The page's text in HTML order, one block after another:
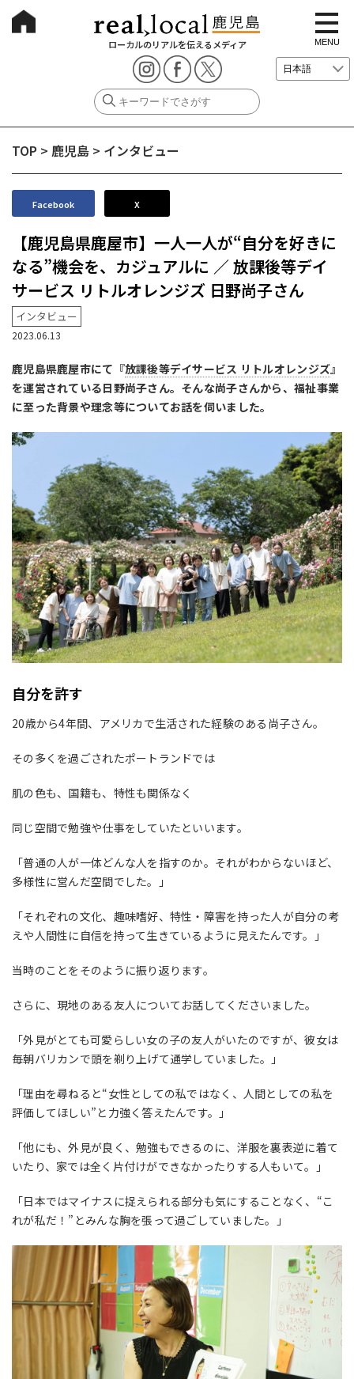
ローカルのリアルを伝えるメディア
t
o
g
g
e
i
i
MENU
TOP > 鹿児島 > インタビュー
Facebook X
【鹿児島県鹿屋市】一人一人が“自分を好きに
なる”機会を、カジュアルに ／ 放課後等デイ
サービス リトルオレンジズ 日野尚子さん
インタビュー
2023.06.13
鹿児島県鹿屋市にて『放課後等デイサービス リトルオレンジズ』
を運営されている日野尚子さん。そんな尚子さんから、福祉事業
に至った背景や理念等についてお話を伺いました。
自分を許す
20歳から4年間、アメリカで生活された経験のある尚子さん。
その多くを過ごされたポートランドでは
肌の色も、国籍も、特性も関係なく
同じ空間で勉強や仕事をしていたといいます。
「普通の人が一体どんな人を指すのか。それがわからないほど、
多様性に営んだ空間でした。」
「それぞれの文化、趣味嗜好、特性・障害を持った人が自分の考
えや人間性に自信を持って生きているように見えたんです。」
当時のことをそのように振り返ります。
さらに、現地のある友人についてお話してくださいました。
「外見がとても可愛らしい女の子の友人がいたのですが、彼女は
毎朝バリカンで頭を剃り上げて通学していました。」
「理由を尋ねると“女性としての私ではなく、人間としての私を
評価してほしい”と力強く答えたんです。」
「他にも、外見が良く、勉強もできるのに、洋服を裏表逆に着て
いたり、家では全く片付けができなかったりする人もいて。」
「日本ではマイナスに捉えられる部分も気にすることなく、“こ
れが私だ！”とみんな胸を張って過ごしていました。」